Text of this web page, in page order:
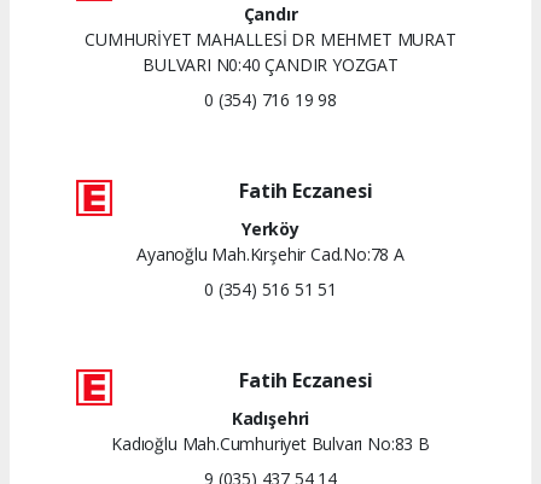
Çandır
CUMHURİYET MAHALLESİ DR MEHMET MURAT
BULVARI N0:40 ÇANDIR YOZGAT
0 (354) 716 19 98
Fatih Eczanesi
Yerköy
Ayanoğlu Mah.Kırşehir Cad.No:78 A
0 (354) 516 51 51
Fatih Eczanesi
Kadışehri
Kadıoğlu Mah.Cumhuriyet Bulvarı No:83 B
9 (035) 437 54 14